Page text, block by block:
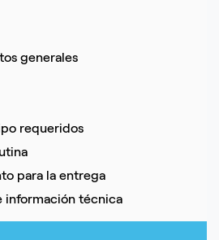
generales
requeridos
para la entrega
información técnica